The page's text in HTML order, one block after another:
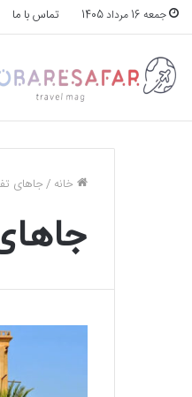
جمعه 16 مرداد 1405 تماس با ما
خانه /جاهای